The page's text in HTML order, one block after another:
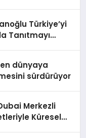
Türkiye’yi
Tanıtmayı
dünyaya
sürdürüyor
Merkezli
Küresel